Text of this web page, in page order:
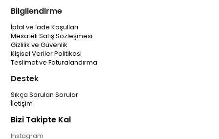
Bilgilendirme
İptal ve İade Koşulları
Mesafeli Satış Sözleşmesi
Gizlilik ve Güvenlik
Kişisel Veriler Politikası
Teslimat ve Faturalandırma
Destek
Sıkça Sorulan Sorular
İletişim
Bizi Takipte Kal
Instagram